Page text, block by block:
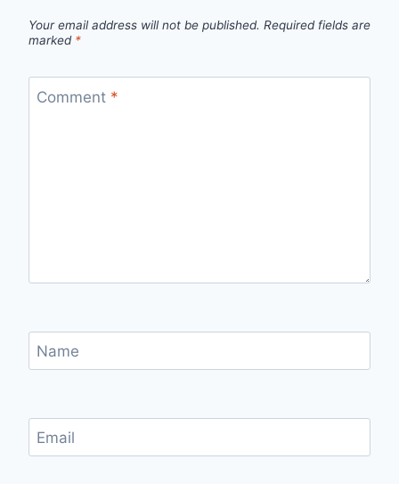
Your email address will not be published. Required fields are
marked *
Comment *
Name
Email